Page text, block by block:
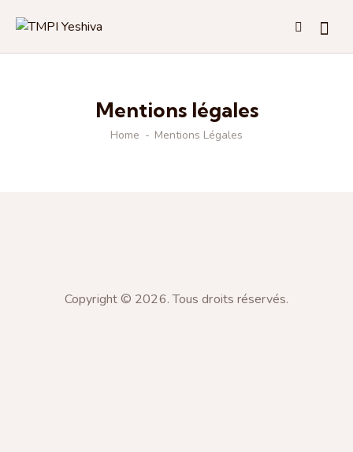
Mentions légales
Home Mentions Légales
Copyright © 2026. Tous droits réservés.